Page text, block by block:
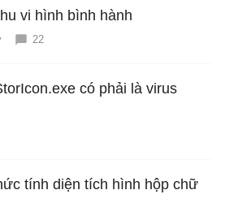
vi hình bình hành
22
có phải là virus
tính diện tích hình hộp chữ